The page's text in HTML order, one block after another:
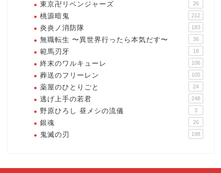
東京卍リベンジャーズ 26
桃源暗鬼 212
炎炎ノ消防隊 183
無職転生 〜異世界行ったら本気だす〜 36
範馬刃牙 18
終末のワルキューレ 106
葬送のフリーレン 105
薬屋のひとりごと 24
逃げ上手の若君 248
野原ひろし 昼メシの流儀 3
銀魂 26
鬼滅の刃 198